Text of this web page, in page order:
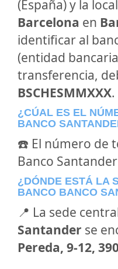
(España) y la
Barcelona en
identificar al
(entidad bancaria
transferencia,
BSCHESMMXXX.
¿CÚAL ES EL
BANCO
☎️ El número de
Banco
¿DÓNDE ESTÁ LA
BANCO BANCO
📍 La sede
Santander se
Pereda, 9-12,